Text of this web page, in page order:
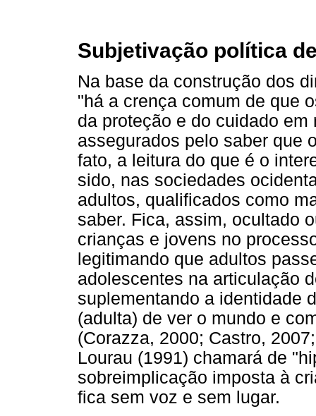
Subjetivação política
Na base da construção dos
"há a crença comum de que
da proteção e do cuidado
assegurados pelo saber que
fato, a leitura do que é o
sido, nas sociedades
adultos, qualificados como
saber. Fica, assim, ocultado
crianças e jovens no
legitimando que adultos
adolescentes na articulação
suplementando a identidade
(adulta) de ver o mundo e
(Corazza, 2000; Castro,
Lourau (1991) chamará de
sobreimplicação imposta à
fica sem voz e sem lugar.